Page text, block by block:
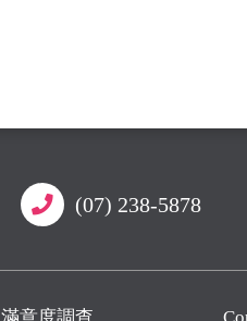
(07) 238-5878